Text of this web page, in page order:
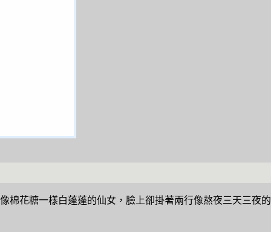
棉花糖一樣白蓬蓬的仙女，臉上卻掛著兩行像熬夜三天三夜的